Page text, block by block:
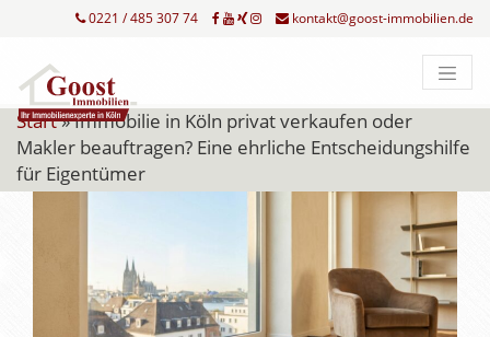
0221 / 485 307 74 kontakt@goost-immobilien.de
Start»Immobilie in Köln privat verkaufen oder
Makler beauftragen? Eine ehrliche Entscheidungshilfe
für Eigentümer